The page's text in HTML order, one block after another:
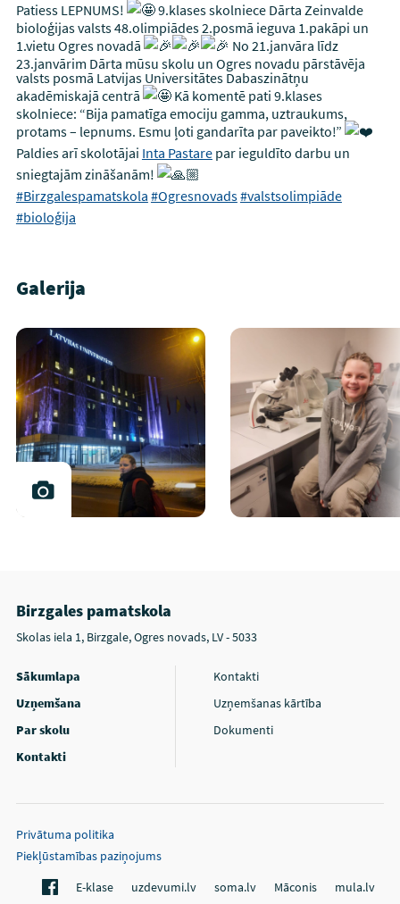
Patiess LEPNUMS!
9.klases skolniece Dārta Zeinvalde
bioloģijas valsts 48.olimpiādes 2.posmā ieguva 1.pakāpi un
1.vietu Ogres novadā
No 21.janvāra līdz
23.janvārim Dārta mūsu skolu un Ogres novadu pārstāvēja
valsts posmā Latvijas Universitātes Dabaszinātņu
akadēmiskajā centrā
Kā komentē pati 9.klases
skolniece: “Bija pamatīga emociju gamma, uztraukums,
protams – lepnums. Esmu ļoti gandarīta par paveikto!”
Paldies arī skolotājai Inta Pastarepar ieguldīto darbu un
sniegtajām zināšanām!
#Birzgalespamatskola #Ogresnovads#valstsolimpiāde
#bioloģija
Galerija
Birzgales pamatskola
Skolas iela 1, Birzgale, Ogres novads, LV - 5033
Sākumlapa
Uzņemšana
Par skolu
Kontakti
Kontakti
Uzņemšanas kārtība
Dokumenti
Privātuma politika
Piekļūstamības paziņojums
E-klase
uzdevumi.lv soma.lv Māconis mula.lv